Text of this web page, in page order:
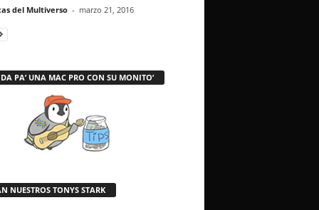
del Multiverso - marzo 21, 2016
PA’ UNA MAC PRO CON SU MONITO’
NUESTROS TONYS STARK